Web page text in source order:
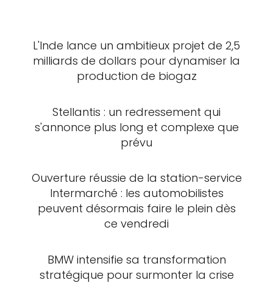
L'Inde lance un ambitieux projet de 2,5
milliards de dollars pour dynamiser la
production de biogaz
Stellantis : un redressement qui
s'annonce plus long et complexe que
prévu
Ouverture réussie de la station-service
Intermarché : les automobilistes
peuvent désormais faire le plein dès
ce vendredi
BMW intensifie sa transformation
stratégique pour surmonter la crise